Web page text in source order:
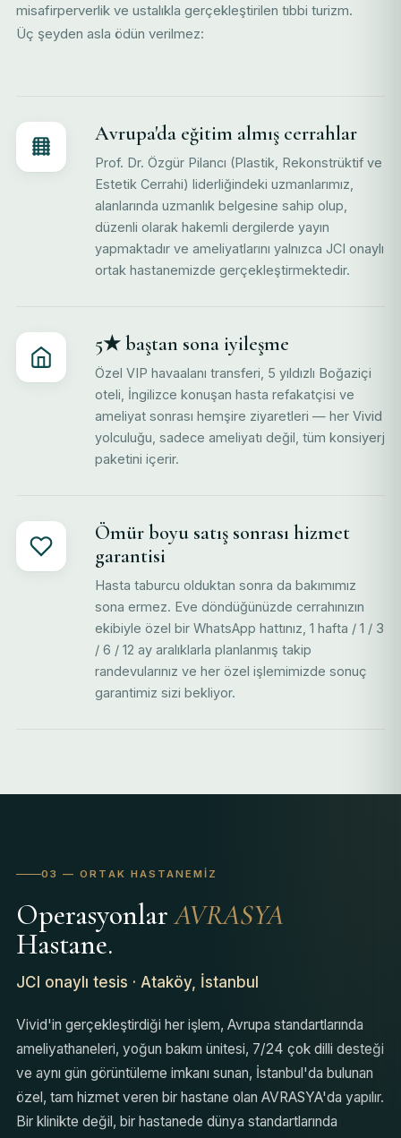
misafirperverlik ve ustalıkla gerçekleştirilen tıbbi turizm.
Üç şeyden asla ödün verilmez:
Avrupa'da eğitim almış cerrahlar
Prof. Dr. Özgür Pilancı (Plastik, Rekonstrüktif ve
Estetik Cerrahi) liderliğindeki uzmanlarımız,
alanlarında uzmanlık belgesine sahip olup,
düzenli olarak hakemli dergilerde yayın
yapmaktadır ve ameliyatlarını yalnızca JCI onaylı
ortak hastanemizde gerçekleştirmektedir.
5★ baştan sona iyileşme
Özel VIP havaalanı transferi, 5 yıldızlı Boğaziçi
oteli, İngilizce konuşan hasta refakatçisi ve
ameliyat sonrası hemşire ziyaretleri — her Vivid
yolculuğu, sadece ameliyatı değil, tüm konsiyerj
paketini içerir.
Ömür boyu satış sonrası hizmet
garantisi
Hasta taburcu olduktan sonra da bakımımız
sona ermez. Eve döndüğünüzde cerrahınızın
ekibiyle özel bir WhatsApp hattınız, 1 hafta / 1 / 3
/ 6 / 12 ay aralıklarla planlanmış takip
randevularınız ve her özel işlemimizde sonuç
garantimiz sizi bekliyor.
03 — ORTAK HASTANEMIZ
OperasyonlarAVRASYA
Hastane.
JCI onaylı tesis · Ataköy, İstanbul
Vivid'in gerçekleştirdiği her işlem, Avrupa standartlarında
ameliyathaneleri, yoğun bakım ünitesi, 7/24 çok dilli desteği
ve aynı gün görüntüleme imkanı sunan, İstanbul'da bulunan
özel, tam hizmet veren bir hastane olan AVRASYA'da yapılır.
Bir klinikte değil, bir hastanede dünya standartlarında